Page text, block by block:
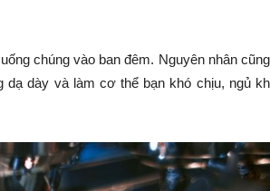
chúng vào ban đêm. Nguyên nhân
dạ dày và làm cơ thể bạn khó chịu, ngủ